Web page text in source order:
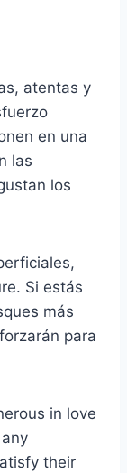
atentas y
en una
las
los
Si estás
más
para
in love
their